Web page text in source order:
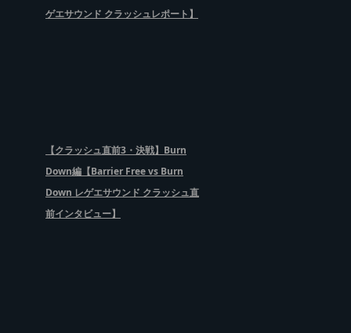
ゲエサウンド クラッシュレポート】
【クラッシュ直前3・決戦】Burn
Down編【Barrier Free vs Burn
Down レゲエサウンド クラッシュ直
前インタビュー】